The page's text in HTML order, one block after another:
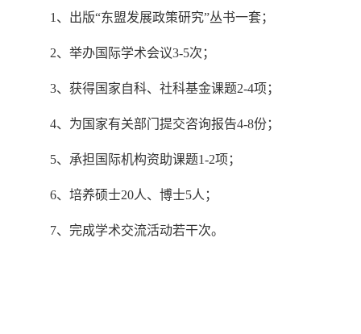
1、出版“东盟发展政策研究”丛书一套；
2、举办国际学术会议3-5次；
3、获得国家自科、社科基金课题2-4项；
4、为国家有关部门提交咨询报告4-8份；
5、承担国际机构资助课题1-2项；
6、培养硕士20人、博士5人；
7、完成学术交流活动若干次。